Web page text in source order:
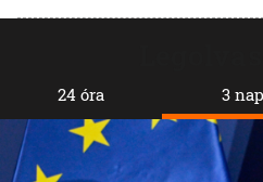
24 óra 3 nap